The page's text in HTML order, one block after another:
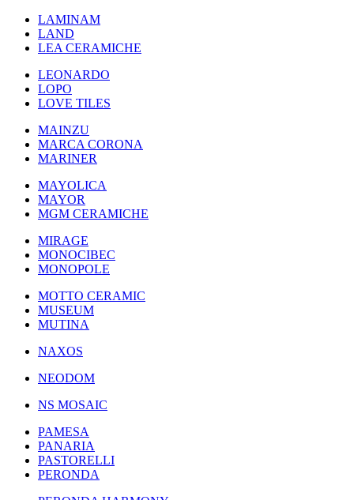
LAMINAM
LAND
LEA CERAMICHE
LEONARDO
LOPO
LOVE TILES
MAINZU
MARCA CORONA
MARINER
MAYOLICA
MAYOR
MGM CERAMICHE
MIRAGE
MONOCIBEC
MONOPOLE
MOTTO CERAMIC
MUSEUM
MUTINA
NAXOS
NEODOM
NS MOSAIC
PAMESA
PANARIA
PASTORELLI
PERONDA